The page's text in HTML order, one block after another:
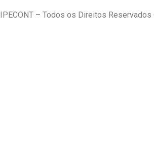
IPECONT – Todos os Direitos